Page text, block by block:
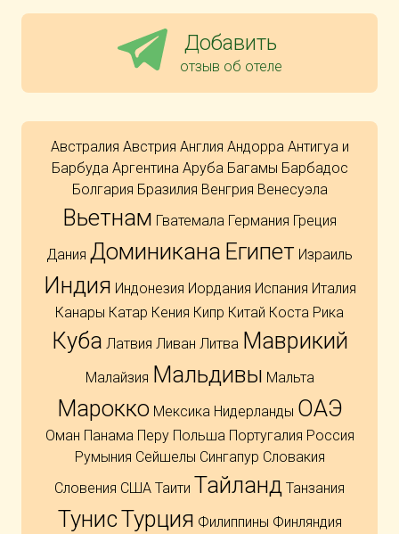
Добавить
отзыв об отеле
Австралия Австрия Англия Андорра Антигуа и
Барбуда Аргентина Аруба Багамы Барбадос
Болгария Бразилия Венгрия Венесуэла
Вьетнам Гватемала Германия Греция
Дания Доминикана Египет Израиль
Индия Индонезия Иордания Испания Италия
Канары Катар Кения Кипр Китай Коста Рика
Куба Латвия Ливан Литва Маврикий
Малайзия Мальдивы Мальта
Марокко Мексика Нидерланды ОАЭ
Оман Панама Перу Польша Португалия Россия
Румыния Сейшелы Сингапур Словакия
Словения США Таити Тайланд Танзания
ТунисТурция Филиппины Финляндия